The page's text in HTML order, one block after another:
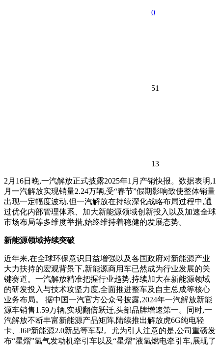
0
51
13
2月16日晚,一汽解放正式披露2025年1月产销快报。数据表明,1
月一汽解放实现销量2.24万辆,受“春节”假期影响致使整体销量
出现一定幅度波动,但一汽解放在持续深化战略布局过程中,通
过优化内部管理体系、加大新能源领域创新投入以及加速全球
市场布局等多维度举措,始终维持着稳健的发展态势。
新能源领域持续突破
近年来,在全球环保意识日益增强以及各国政府对新能源产业
大力扶持的宏观背景下,新能源商用车已然成为行业发展的关
键赛道。一汽解放精准把握行业趋势,持续加大在新能源领域
的研发投入与技术攻坚力度,全面推进整车及自主总成等核心
业务布局。 据中国一汽官方公众号披露,2024年一汽解放新能
源车销售1.59万辆,实现翻倍跃迁,头部品牌增速第一。同时,一
汽解放不断丰富新能源产品矩阵,陆续推出解放虎6G纯电轻
卡、J6P新能源2.0新品等车型。尤为引人注意的是,公司重磅发
布“星熠”氢气发动机牵引车以及“星熠”液氢燃电牵引车,展现了